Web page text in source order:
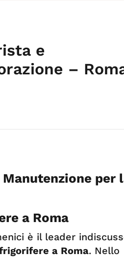
e
–
per
a Roma
è il leader
a Roma. Nello